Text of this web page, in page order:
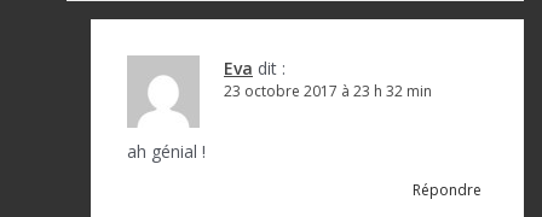
Eva dit :
23 octobre 2017 à 23 h 32 min
ah génial !
Répondre